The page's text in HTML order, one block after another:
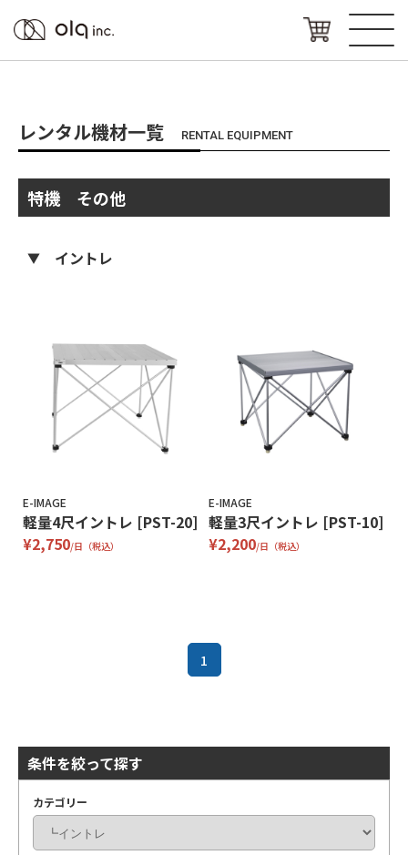
レンタル機材一覧 RENTAL EQUIPMENT
特機 その他
イントレ
E-IMAGE
軽量4尺イントレ [PST-20]
¥2,750/日（税込）
E-IMAGE
軽量3尺イントレ [PST-10]
¥2,200/日（税込）
1
条件を絞って探す
カテゴリー